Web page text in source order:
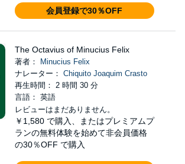
会員登録で30％OFF
The Octavius of Minucius Felix
著者：
Minucius Felix
ナレーター： Chiquito Joaquim Crasto
再生時間： 2 時間 30 分
言語： 英語
レビューはまだありません。
￥1,580 で購入、またはプレミアムプ
ランの無料体験を始めて非会員価格
の30％OFF で購入